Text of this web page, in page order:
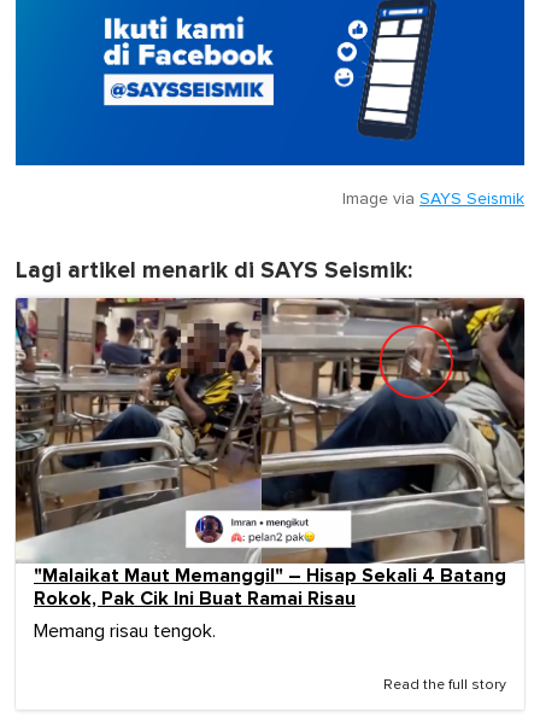
Image via SAYS Seismik
Lagi artikel menarik di SAYS Seismik:
"Malaikat Maut Memanggil" – Hisap Sekali 4 Batang
Rokok, Pak Cik Ini Buat Ramai Risau
Memang risau tengok.
Read the full story